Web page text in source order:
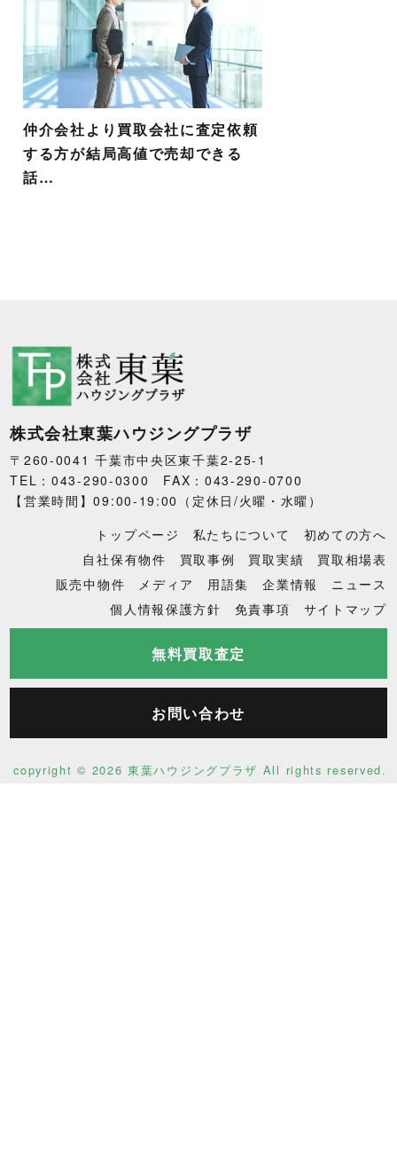
仲介会社より買取会社に査定依頼
する方が結局高値で売却できる
話…
株式会社東葉ハウジングプラザ
〒260-0041 千葉市中央区東千葉2-25-1
TEL：043-290-0300 FAX：043-290-0700
【営業時間】09:00-19:00（定休日/火曜・水曜）
トップページ
私たちについて
初めての方へ
自社保有物件
買取事例 買取実績
買取相場表
販売中物件
メディア 用語集 企業情報
ニュース
個人情報保護方針
免責事項 サイトマップ
無料買取査定
お問い合わせ
copyright © 2026 東葉ハウジングプラザ All rights reserved.